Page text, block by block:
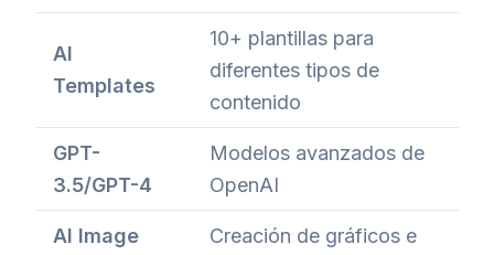
AI
Templates
10+ plantillas para
diferentes tipos de
contenido
GPT-
3.5/GPT-4
Modelos avanzados de
OpenAI
AI Image
Creación de gráficos e